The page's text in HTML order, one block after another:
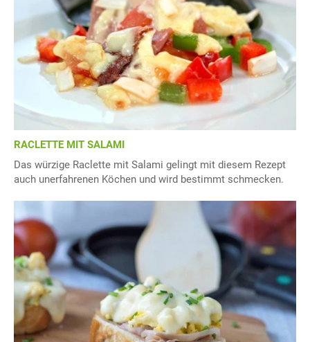
RACLETTE MIT SALAMI
Das würzige Raclette mit Salami gelingt mit diesem Rezept
auch unerfahrenen Köchen und wird bestimmt schmecken.